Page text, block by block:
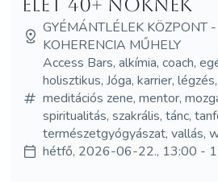
Élet 40+ Nőknek
GYÉMÁNTLÉLEK KÖZPONT
KOHERENCIA MŰHELY
Access Bars, alkímia, coach,
holisztikus, Jóga, karrier,
meditációs zene, mentor,
spiritualitás, szakrális, tánc,
természetgyógyászat, vallás,
hétfő, 2026-06-22., 13:00 -